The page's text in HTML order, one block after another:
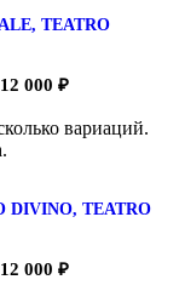
TEATRO
000 ₽
вариаций.
DIVINO, TEATRO
000 ₽